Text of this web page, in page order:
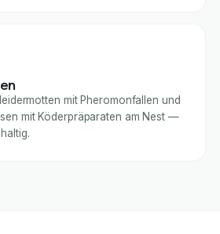
mit Pheromonfallen und
mit Köderpräparaten am Nest —